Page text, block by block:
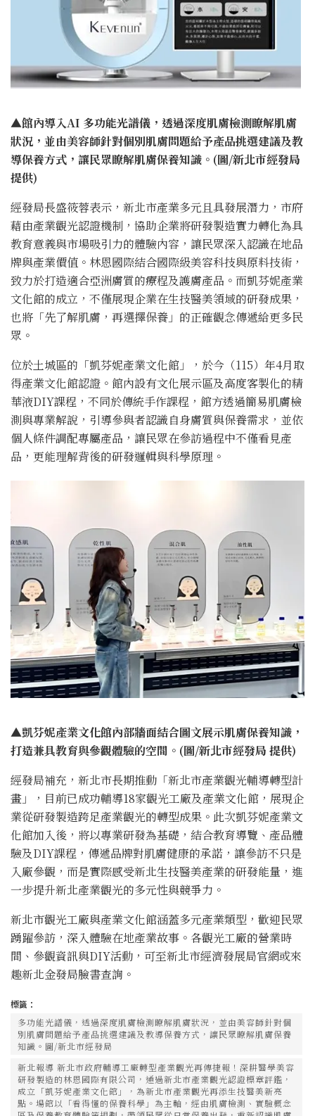
▲館內導入AI 多功能光譜儀，透過深度肌膚檢測瞭解肌膚
狀況，並由美容師針對個別肌膚問題給予產品挑選建議及教
導保養方式，讓民眾瞭解肌膚保養知識。(圖/新北市經發局
提供)
經發局長盛筱蓉表示，新北市產業多元且具發展潛力，市府
藉由產業觀光認證機制，協助企業將研發製造實力轉化為具
教育意義與市場吸引力的體驗內容，讓民眾深入認識在地品
牌與產業價值。林恩國際結合國際級美容科技與原料技術，
致力於打造適合亞洲膚質的療程及護膚產品。而凱芬妮產業
文化館的成立，不僅展現企業在生技醫美領域的研發成果，
也將「先了解肌膚，再選擇保養」的正確觀念傳遞給更多民
眾。
位於土城區的「凱芬妮產業文化館」，於今（115）年4月取
得產業文化館認證。館內設有文化展示區及高度客製化的精
華液DIY課程，不同於傳統手作課程，館方透過簡易肌膚檢
測與專業解說，引導參與者認識自身膚質與保養需求，並依
個人條件調配專屬產品，讓民眾在參訪過程中不僅看見產
品，更能理解背後的研發邏輯與科學原理。
▲凱芬妮產業文化館內部牆面結合圖文展示肌膚保養知識，
打造兼具教育與參觀體驗的空間。(圖/新北市經發局 提供)
經發局補充，新北市長期推動「新北市產業觀光輔導轉型計
畫」，目前已成功輔導18家觀光工廠及產業文化館，展現企
業從研發製造跨足產業觀光的轉型成果。此次凱芬妮產業文
化館加入後，將以專業研發為基礎，結合教育導覽、產品體
驗及DIY課程，傳遞品牌對肌膚健康的承諾，讓參訪不只是
入廠參觀，而是實際感受新北生技醫美產業的研發能量，進
一步提升新北產業觀光的多元性與競爭力。
新北市觀光工廠與產業文化館涵蓋多元產業類型，歡迎民眾
踴躍參訪，深入體驗在地產業故事。各觀光工廠的營業時
間、參觀資訊與DIY活動，可至新北市經濟發展局官網或來
趣新北金發局臉書查詢。
標籤：
多功能光譜儀，透過深度肌膚檢測瞭解肌膚狀況，並由美容師針對個
別肌膚問題給予產品挑選建議及教導保養方式，讓民眾瞭解肌膚保養
知識。圖/新北市經發局
新北報導 新北市政府輔導工廠轉型產業觀光再傳捷報！深耕醫學美容
研發製造的林恩國際有限公司，通過新北市產業觀光認證標章評鑑，
成立「凱芬妮產業文化館」，為新北市產業觀光再添生技醫美新亮
點。場館以「看得懂的保養科學」為主軸，經由肌膚檢測、實驗概念